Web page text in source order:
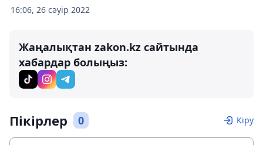
16:06, 26 сәуір 2022
Жаңалықтан zakon.kz сайтында
хабардар болыңыз:
Пікірлер 0 Кіру